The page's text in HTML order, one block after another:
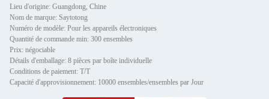
Lieu d'origine: Guangdong, Chine
Nom de marque: Saytotong
Numéro de modèle: Pour les appareils électroniques
Quantité de commande min: 300 ensembles
Prix: négociable
Détails d'emballage: 8 pièces par boîte individuelle
Conditions de paiement: T/T
Capacité d'approvisionnement: 10000 ensembles/ensembles par Jour